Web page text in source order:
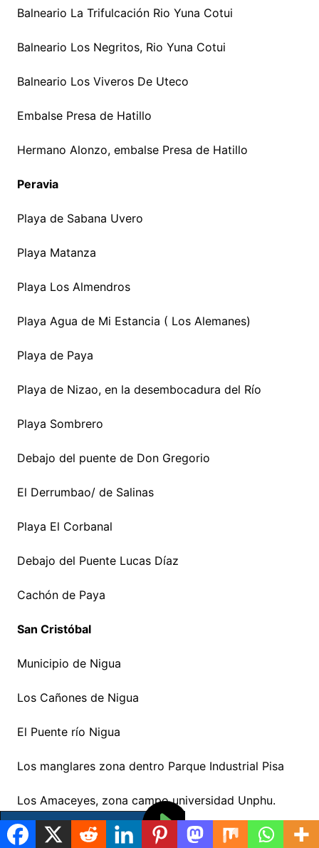
Balneario La Trifulcación Rio Yuna Cotui
Balneario Los Negritos, Rio Yuna Cotui
Balneario Los Viveros De Uteco
Embalse Presa de Hatillo
Hermano Alonzo, embalse Presa de Hatillo
Peravia
Playa de Sabana Uvero
Playa Matanza
Playa Los Almendros
Playa Agua de Mi Estancia ( Los Alemanes)
Playa de Paya
Playa de Nizao, en la desembocadura del Río
Playa Sombrero
Debajo del puente de Don Gregorio
El Derrumbao/ de Salinas
Playa El Corbanal
Debajo del Puente Lucas Díaz
Cachón de Paya
San Cristóbal
Municipio de Nigua
Los Cañones de Nigua
El Puente río Nigua
Los manglares zona dentro Parque Industrial Pisa
Los Amaceyes, zona campo universidad Unphu.
Playa de Los Tres Muertos Nigua/Carlos Pinto Playa